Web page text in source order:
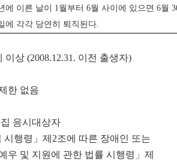
에 이른 날이 1 월부터 6월 사이에 있으면 6월
에 각각 당연히 퇴직된다
이상 (2008.12.31. 이전 출생자)
한 없음
응시대상자
시행령」제2조에 따른 장애인 또는
우 및 지원에 관한 법률 시행령」제